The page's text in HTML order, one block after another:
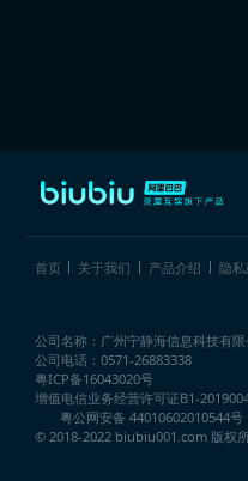
首页 关于我们 产品介绍 隐
公司名称：广州宁静海信息科技有限
公司电话：0571-26883338
粤ICP备16043020号
增值电信业务经营许可证B1-
粤公网安备 44010602010544号
© 2018-2022 biubiu001.com 版权